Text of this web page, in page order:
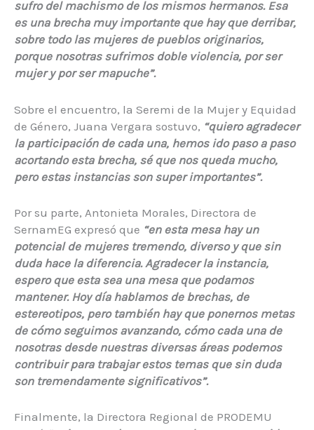
sufro del machismo de los mismos hermanos. Esa
es una brecha muy importante que hay que derribar,
sobre todo las mujeres de pueblos originarios,
porque nosotras sufrimos doble violencia, por ser
mujer y por ser mapuche”.
Sobre el encuentro, la Seremi de la Mujer y Equidad
de Género, Juana Vergara sostuvo, “quiero agradecer
la participación de cada una, hemos ido paso a paso
acortando esta brecha, sé que nos queda mucho,
pero estas instancias son super importantes”.
Por su parte, Antonieta Morales, Directora de
SernamEG expresó que “en esta mesa hay un
potencial de mujeres tremendo, diverso y que sin
duda hace la diferencia. Agradecer la instancia,
espero que esta sea una mesa que podamos
mantener. Hoy día hablamos de brechas, de
estereotipos, pero también hay que ponernos metas
de cómo seguimos avanzando, cómo cada una de
nosotras desde nuestras diversas áreas podemos
contribuir para trabajar estos temas que sin duda
son tremendamente significativos”.
Finalmente, la Directora Regional de PRODEMU